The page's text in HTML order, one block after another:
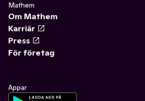
Mathem
Om Mathem
Karriär
Press
För företag
Appar